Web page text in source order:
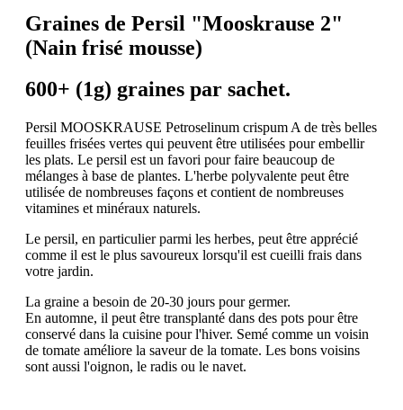
Graines de Persil "Mooskrause 2"
(Nain frisé mousse)
600+ (1g) graines par sachet.
Persil MOOSKRAUSE Petroselinum crispum A de très belles
feuilles frisées vertes qui peuvent être utilisées pour embellir
les plats. Le persil est un favori pour faire beaucoup de
mélanges à base de plantes. L'herbe polyvalente peut être
utilisée de nombreuses façons et contient de nombreuses
vitamines et minéraux naturels.
Le persil, en particulier parmi les herbes, peut être apprécié
comme il est le plus savoureux lorsqu'il est cueilli frais dans
votre jardin.
La graine a besoin de 20-30 jours pour germer.
En automne, il peut être transplanté dans des pots pour être
conservé dans la cuisine pour l'hiver. Semé comme un voisin
de tomate améliore la saveur de la tomate. Les bons voisins
sont aussi l'oignon, le radis ou le navet.